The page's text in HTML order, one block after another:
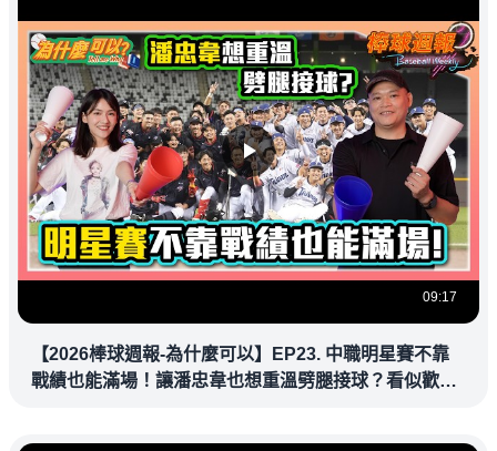
09:17
【2026棒球週報-為什麼可以】EP23. 中職明星賽不靠
戰績也能滿場！讓潘忠韋也想重溫劈腿接球？看似歡樂